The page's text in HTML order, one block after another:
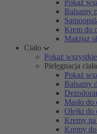
Pokaż
Balsamy
Krem do
Makijaż
Ciało
Pokaż wszystkie
Pielęgnacja ciała
Pokaż
Balsamy
Masło do
Olejki do
Kremy
Kremy